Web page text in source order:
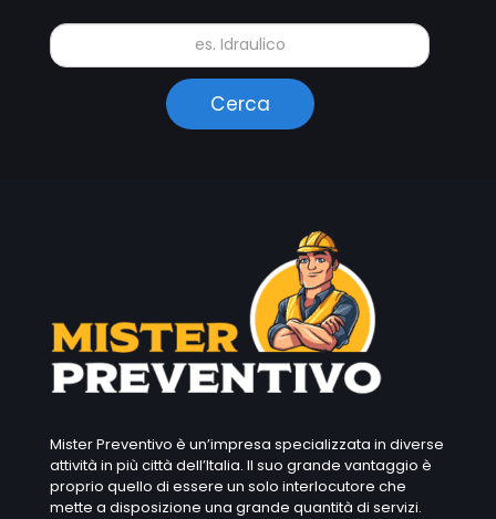
Mister Preventivo è un’impresa specializzata in diverse
attività in più città dell’Italia. Il suo grande vantaggio è
proprio quello di essere un solo interlocutore che
mette a disposizione una grande quantità di servizi.